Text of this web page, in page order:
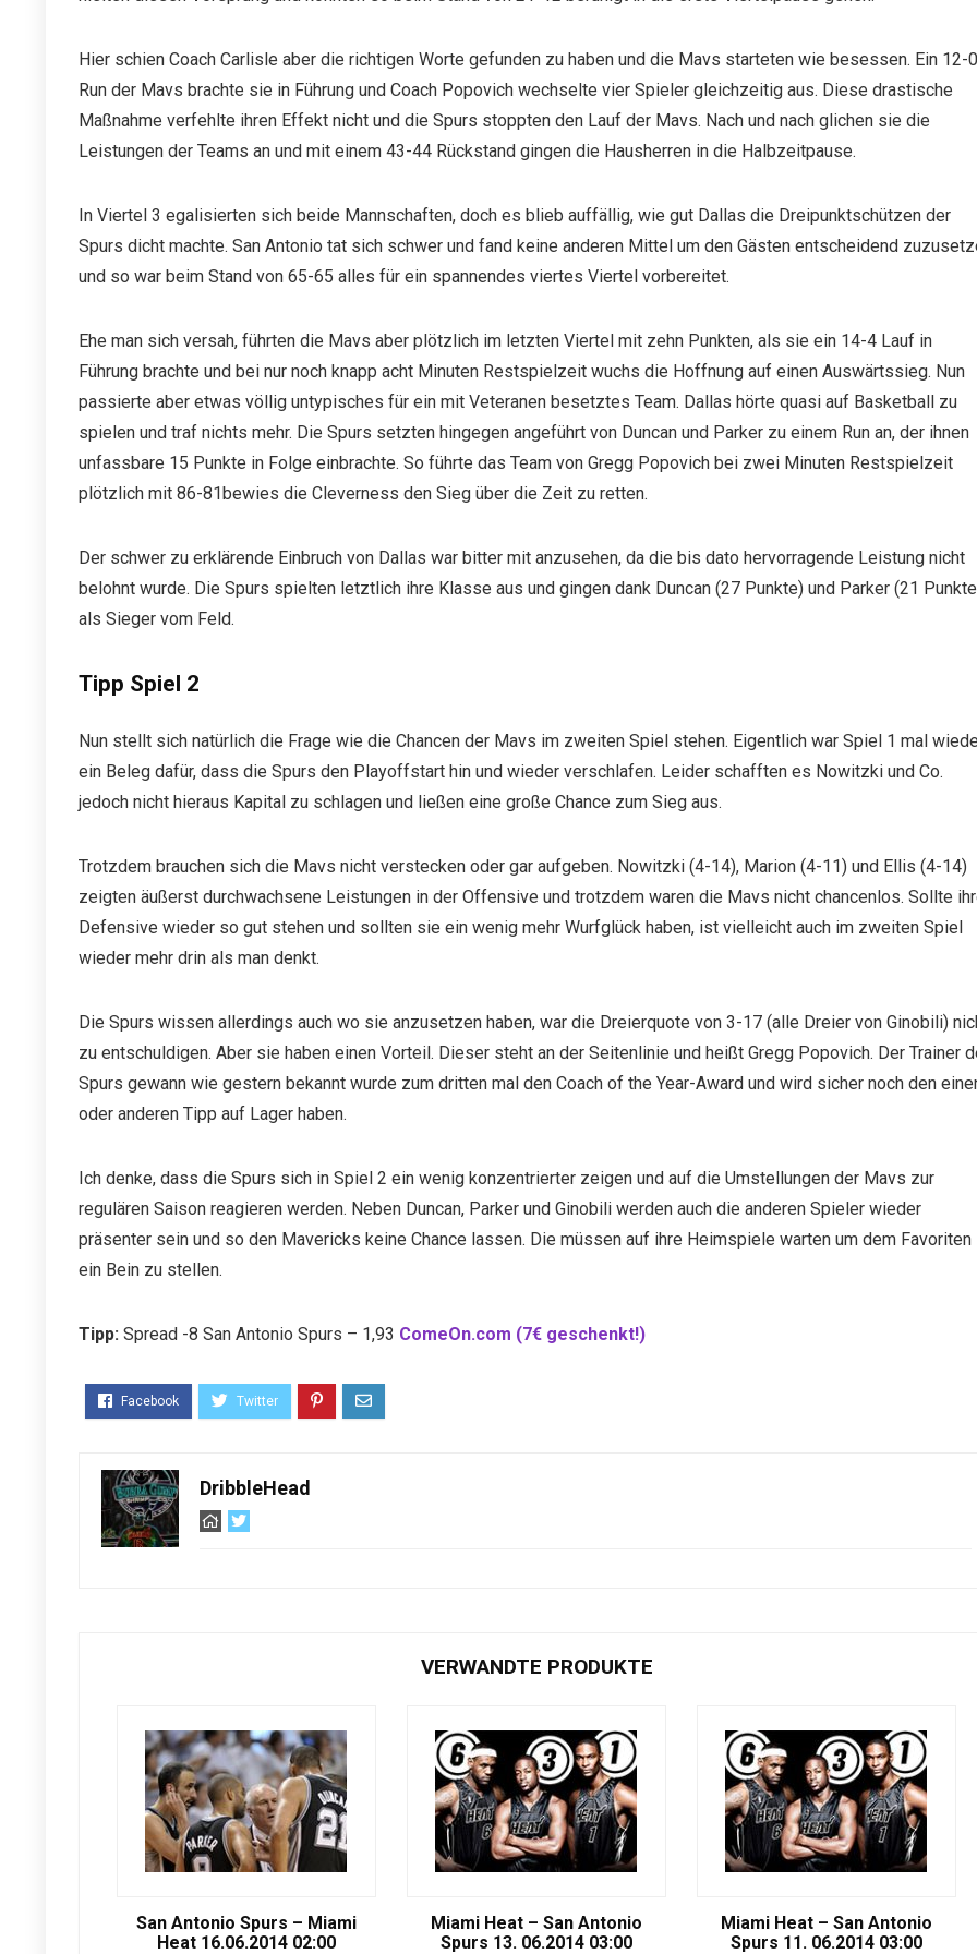
Hier schien Coach Carlisle aber die richtigen Worte gefunden zu haben und die Mavs starteten wie besessen. Ein 12-0
Run der Mavs brachte sie in Führung und Coach Popovich wechselte vier Spieler gleichzeitig aus. Diese drastische
Maßnahme verfehlte ihren Effekt nicht und die Spurs stoppten den Lauf der Mavs. Nach und nach glichen sie die
Leistungen der Teams an und mit einem 43-44 Rückstand gingen die Hausherren in die Halbzeitpause.
In Viertel 3 egalisierten sich beide Mannschaften, doch es blieb auffällig, wie gut Dallas die Dreipunktschützen der
Spurs dicht machte. San Antonio tat sich schwer und fand keine anderen Mittel um den Gästen entscheidend
und so war beim Stand von 65-65 alles für ein spannendes viertes Viertel vorbereitet.
Ehe man sich versah, führten die Mavs aber plötzlich im letzten Viertel mit zehn Punkten, als sie ein 14-4 Lauf in
Führung brachte und bei nur noch knapp acht Minuten Restspielzeit wuchs die Hoffnung auf einen Auswärtssieg. Nun
passierte aber etwas völlig untypisches für ein mit Veteranen besetztes Team. Dallas hörte quasi auf Basketball zu
spielen und traf nichts mehr. Die Spurs setzten hingegen angeführt von Duncan und Parker zu einem Run an, der ihnen
unfassbare 15 Punkte in Folge einbrachte. So führte das Team von Gregg Popovich bei zwei Minuten Restspielzeit
plötzlich mit 86-81bewies die Cleverness den Sieg über die Zeit zu retten.
Der schwer zu erklärende Einbruch von Dallas war bitter mit anzusehen, da die bis dato hervorragende Leistung nicht
belohnt wurde. Die Spurs spielten letztlich ihre Klasse aus und gingen dank Duncan (27 Punkte) und Parker (21
als Sieger vom Feld.
Tipp Spiel 2
Nun stellt sich natürlich die Frage wie die Chancen der Mavs im zweiten Spiel stehen. Eigentlich war Spiel 1 mal
ein Beleg dafür, dass die Spurs den Playoffstart hin und wieder verschlafen. Leider schafften es Nowitzki und Co.
jedoch nicht hieraus Kapital zu schlagen und ließen eine große Chance zum Sieg aus.
Trotzdem brauchen sich die Mavs nicht verstecken oder gar aufgeben. Nowitzki (4-14), Marion (4-11) und Ellis (4-14)
zeigten äußerst durchwachsene Leistungen in der Offensive und trotzdem waren die Mavs nicht chancenlos. Sollte
Defensive wieder so gut stehen und sollten sie ein wenig mehr Wurfglück haben, ist vielleicht auch im zweiten Spiel
wieder mehr drin als man denkt.
Die Spurs wissen allerdings auch wo sie anzusetzen haben, war die Dreierquote von 3-17 (alle Dreier von Ginobili)
zu entschuldigen. Aber sie haben einen Vorteil. Dieser steht an der Seitenlinie und heißt Gregg Popovich. Der Trainer
Spurs gewann wie gestern bekannt wurde zum dritten mal den Coach of the Year-Award und wird sicher noch den
oder anderen Tipp auf Lager haben.
Ich denke, dass die Spurs sich in Spiel 2 ein wenig konzentrierter zeigen und auf die Umstellungen der Mavs zur
regulären Saison reagieren werden. Neben Duncan, Parker und Ginobili werden auch die anderen Spieler wieder
präsenter sein und so den Mavericks keine Chance lassen. Die müssen auf ihre Heimspiele warten um dem Favoriten
ein Bein zu stellen.
Tipp: Spread -8 San Antonio Spurs – 1,93 ComeOn.com (7€ geschenkt!)
DribbleHead
VERWANDTE PRODUKTE
San Antonio Spurs – Miami
Heat 16.06.2014 02:00
Miami Heat – San Antonio
Spurs 13. 06.2014 03:00
Miami Heat – San Antonio
Spurs 11. 06.2014 03:00